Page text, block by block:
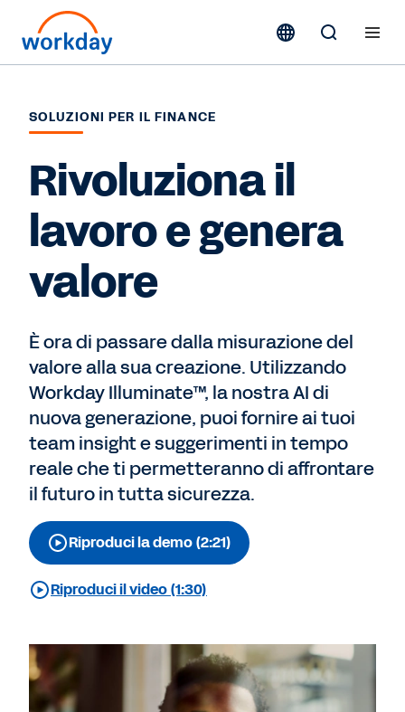
SOLUZIONI PER IL FINANCE
Rivoluziona il
lavoro e genera
valore
È ora di passare dalla misurazione del
valore alla sua creazione. Utilizzando
Workday Illuminate™, la nostra AI di
nuova generazione, puoi fornire ai tuoi
team insight e suggerimenti in tempo
reale che ti permetteranno di affrontare
il futuro in tutta sicurezza.
Riproduci la demo (2:21)
Riproduci il video (1:30)